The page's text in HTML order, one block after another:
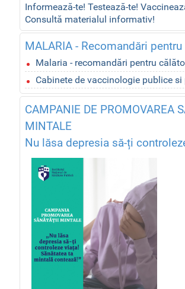
Informează-te! Testează-te!
Consultă materialul informativ!
MALARIA - Recomandări
Malaria - recomandări pentru
Cabinete de vaccinologie publice si
CAMPANIE DE PROMOVAREA
MINTALE
Nu lăsa depresia să-ți